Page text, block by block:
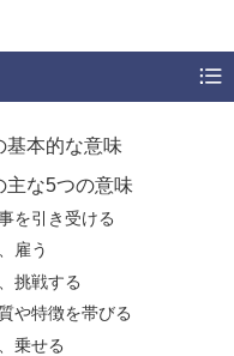
基本的な意味
主な5つの意味
を引き受ける
雇う
挑戦する
や特徴を帯びる
乗せる